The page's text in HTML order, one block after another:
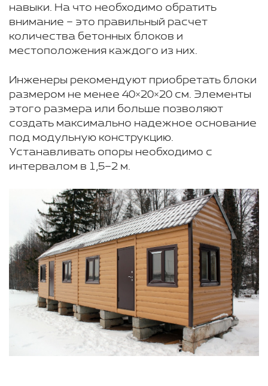
навыки. На что необходимо обратить
внимание – это правильный расчет
количества бетонных блоков и
местоположения каждого из них.
Инженеры рекомендуют приобретать блоки
размером не менее 40×20×20 см. Элементы
этого размера или больше позволяют
создать максимально надежное основание
под модульную конструкцию.
Устанавливать опоры необходимо с
интервалом в 1,5–2 м.